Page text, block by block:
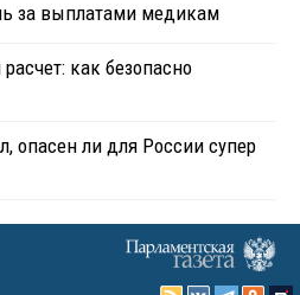
за выплатами медикам
как безопасно
опасен ли для России супер